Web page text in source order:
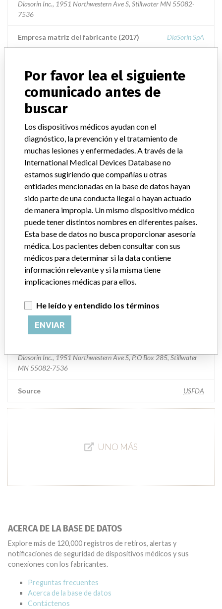
Diasorin Inc., 1951 Northwestern Ave S, Stillwater MN 55082-
7536
Empresa matriz del fabricante (2017) DiaSorin SpA
DiaSorin Inc.
Empresa matriz del fabricante (2017)
Source AEMPSVFOI
DiaSorin Inc. US
Empresa matriz del fabricante (2017) DiaSorin SpA
Source BAM
DiaSorin Inc.
Empresa matriz del fabricante (2017)
Diasorin Inc.
Diasorin Inc., 1951 Northwestern Ave S, P.O Box 285, Stillwater
MN 55082-7536
Source USFDA
UNO MÁS
ACERCA DE LA BASE DE DATOS
Explore más de 120,000 registros de retiros, alertas y
notificaciones de seguridad de dispositivos médicos y sus
conexiones con los fabricantes.
Preguntas frecuentes
Acerca de la base de datos
Contáctenos
Por favor lea el siguiente
comunicado antes de
buscar
Los dispositivos médicos ayudan con el
diagnóstico, la prevención y el tratamiento de
muchas lesiones y enfermedades. A través de la
International Medical Devices Database no
estamos sugiriendo que compañías u otras
entidades mencionadas en la base de datos hayan
sido parte de una conducta ilegal o hayan actuado
de manera impropia. Un mismo dispositivo médico
puede tener distintos nombres en diferentes países.
Esta base de datos no busca proporcionar asesoría
médica. Los pacientes deben consultar con sus
médicos para determinar si la data contiene
información relevante y si la misma tiene
implicaciones médicas para ellos.
He leído y entendido los términos
ENVIAR